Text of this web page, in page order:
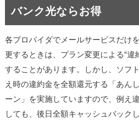
バンク光ならお得
各プロバイダでメールサービスだけ
更するときは、プラン変更による“違
することがあります。しかし、ソフ
え時の違約金を全額還元する「あん
ーン」を実施していますので、例え
しても、後日全額キャッシュバック